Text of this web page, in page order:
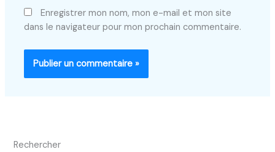
Enregistrer mon nom, mon e-mail et mon site
dans le navigateur pour mon prochain commentaire.
Rechercher